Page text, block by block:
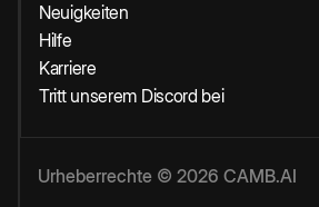
Neuigkeiten
Hilfe
Karriere
Tritt unserem Discord bei
Urheberrechte © 2026 CAMB.AI